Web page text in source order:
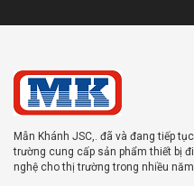
Mẫn Khánh JSC,. đã và đang tiếp
trường cung cấp sản phẩm thiết bị
nghệ cho thị trường trong nhiều